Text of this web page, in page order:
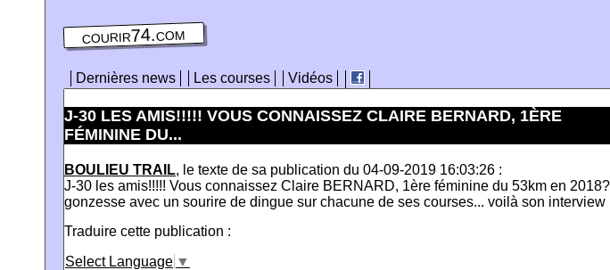
courir74.com
Dernières news Les courses Vidéos
J-30 LES AMIS!!!!! VOUS CONNAISSEZ CLAIRE BERNARD, 1ÈRE
FÉMININE DU...
BOULIEU TRAIL, le texte de sa publication du 04-09-2019 16:03:26 :
J-30 les amis!!!!! Vous connaissez Claire BERNARD, 1ère féminine du 53km en
gonzesse avec un sourire de dingue sur chacune de ses courses... voilà son interview
Traduire cette publication :
Select Language ▼